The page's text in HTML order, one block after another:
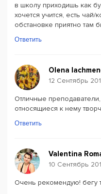
в школу приходишь как
хочется учится, есть
обстановке приятно там
Ответить
Olena
12 Сентябрь
Отличные
относящиеся к нему
Ответить
Valentina
10 Сентябрь
Очень рекомендую! бегу